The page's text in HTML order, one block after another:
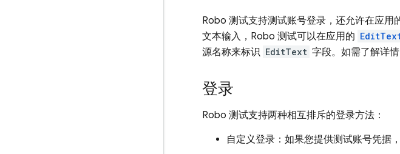
Robo 测试支持测试账号登录，还允许在应
文本输入，Robo 测试可以在应用的
源名称来标识 EditText 字段。如需了解详
登录
Robo 测试支持两种相互排斥的登录方法：
自定义登录：如果您提供测试账号凭据